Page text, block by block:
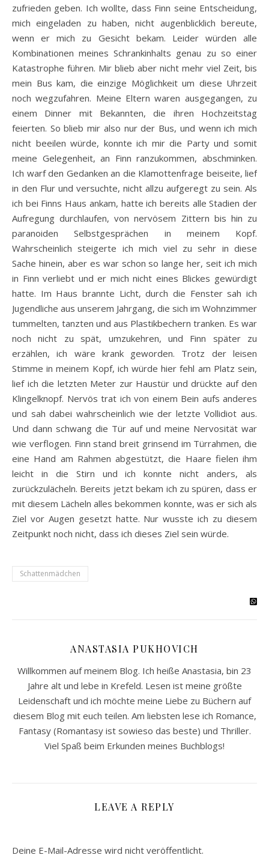
zufrieden geben. Ich wollte, dass Finn seine Entscheidung,
mich eingeladen zu haben, nicht augenblicklich bereute,
wenn er mich zu Gesicht bekam. Leider würden alle
Kombinationen meines Schrankinhalts genau zu so einer
Katastrophe führen. Mir blieb aber nicht mehr viel Zeit, bis
mein Bus kam, die einzige Möglichkeit um diese Uhrzeit
noch wegzufahren. Meine Eltern waren ausgegangen, zu
einem Dinner mit Bekannten, die ihren Hochzeitstag
feierten. So blieb mir also nur der Bus, und wenn ich mich
nicht beeilen würde, konnte ich mir die Party und somit
meine Gelegenheit, an Finn ranzukommen, abschminken.
Ich warf den Gedanken an die Klamottenfrage beiseite, lief
in den Flur und versuchte, nicht allzu aufgeregt zu sein. Als
ich bei Finns Haus ankam, hatte ich bereits alle Stadien der
Aufregung durchlaufen, von nervösem Zittern bis hin zu
paranoiden Selbstgesprächen in meinem Kopf.
Wahrscheinlich steigerte ich mich viel zu sehr in diese
Sache hinein, aber es war schon so lange her, seit ich mich
in Finn verliebt und er mich nicht eines Blickes gewürdigt
hatte. Im Haus brannte Licht, durch die Fenster sah ich
Jugendliche aus unserem Jahrgang, die sich im Wohnzimmer
tummelten, tanzten und aus Plastikbechern tranken. Es war
noch nicht zu spät, umzukehren, und Finn später zu
erzählen, ich wäre krank geworden. Trotz der leisen
Stimme in meinem Kopf, ich würde hier fehl am Platz sein,
lief ich die letzten Meter zur Haustür und drückte auf den
Klingelknopf. Nervös trat ich von einem Bein aufs anderes
und sah dabei wahrscheinlich wie der letzte Vollidiot aus.
Und dann schwang die Tür auf und meine Nervosität war
wie verflogen. Finn stand breit grinsend im Türrahmen, die
eine Hand am Rahmen abgestützt, die Haare fielen ihm
leicht in die Stirn und ich konnte nicht anders, als
zurückzulächeln. Bereits jetzt bekam ich zu spüren, dass er
mit diesem Lächeln alles bekommen konnte, was er sich als
Ziel vor Augen gesetzt hatte. Nur wusste ich zu diesem
Zeitpunkt noch nicht, dass ich dieses Ziel sein würde.
Schattenmädchen
ANASTASIA PUKHOVICH
Willkommen auf meinem Blog. Ich heiße Anastasia, bin 23
Jahre alt und lebe in Krefeld. Lesen ist meine größte
Leidenschaft und ich möchte meine Liebe zu Büchern auf
diesem Blog mit euch teilen. Am liebsten lese ich Romance,
Fantasy (Romantasy ist sowieso das beste) und Thriller.
Viel Spaß beim Erkunden meines Buchblogs!
LEAVE A REPLY
Deine E-Mail-Adresse wird nicht veröffentlicht.